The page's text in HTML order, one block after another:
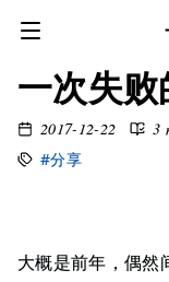
一次失
2017-12-22
3
#分享
大概是前年，偶